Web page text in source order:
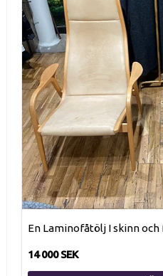
En Laminofåtölj I skinn
14 000 SEK